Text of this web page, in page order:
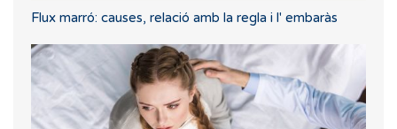
Flux marró: causes, relació amb la regla i l' embaràs